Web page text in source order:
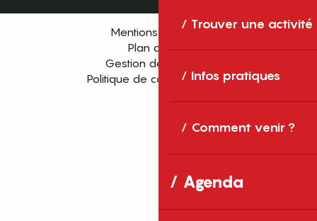
Trouver une activité
Infos pratiques
Comment venir ?
Agenda
Mentions légales
Plan du site
Gestion des cookies
Politique de confidentialité